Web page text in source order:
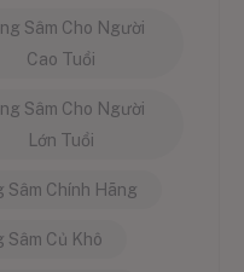
Sâm Cho Người
Cao Tuổi
Sâm Cho Người
Lớn Tuổi
Sâm Chính Hãng
Sâm Củ Khô